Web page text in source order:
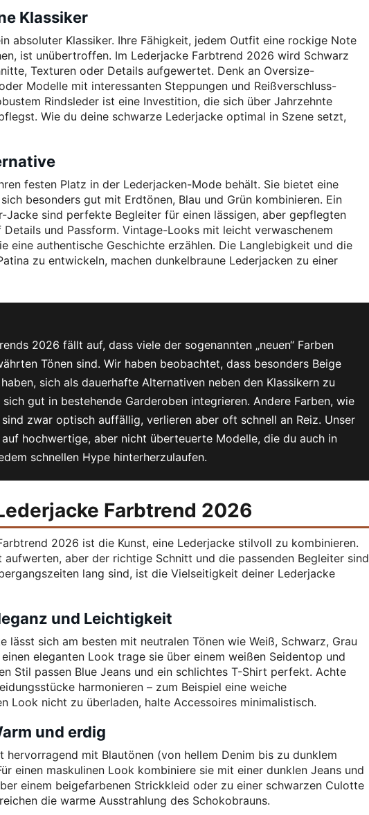
Klassiker
absoluter Klassiker. Ihre Fähigkeit, jedem Outfit eine rockige Note
ist unübertroffen. Im Lederjacke Farbtrend 2026 wird Schwarz
Texturen oder Details aufgewertet. Denk an Oversize-
Modelle mit interessanten Steppungen und Reißverschluss-
Rindsleder ist eine Investition, die sich über Jahrzehnte
Wie du deine schwarze Lederjacke optimal in Szene setzt,
festen Platz in der Lederjacken-Mode behält. Sie bietet eine
besonders gut mit Erdtönen, Blau und Grün kombinieren. Ein
Jacke sind perfekte Begleiter für einen lässigen, aber gepflegten
und Passform. Vintage-Looks mit leicht verwaschenem
eine authentische Geschichte erzählen. Die Langlebigkeit und die
zu entwickeln, machen dunkelbraune Lederjacken zu einer
2026 fällt auf, dass viele der sogenannten „neuen“ Farben
Tönen sind. Wir haben beobachtet, dass besonders Beige
sich als dauerhafte Alternativen neben den Klassikern zu
gut in bestehende Garderoben integrieren. Andere Farben, wie
zwar optisch auffällig, verlieren aber oft schnell an Reiz. Unser
hochwertige, aber nicht überteuerte Modelle, die du auch in
schnellen Hype hinterherzulaufen.
Farbtrend 2026
2026 ist die Kunst, eine Lederjacke stilvoll zu kombinieren.
aber der richtige Schnitt und die passenden Begleiter sind
lang sind, ist die Vielseitigkeit deiner Lederjacke
und Leichtigkeit
lässt sich am besten mit neutralen Tönen wie Weiß, Schwarz, Grau
eleganten Look trage sie über einem weißen Seidentop und
Stil passen Blue Jeans und ein schlichtes T-Shirt perfekt. Achte
harmonieren – zum Beispiel eine weiche
Look nicht zu überladen, halte Accessoires minimalistisch.
und erdig
mit Blautönen (von hellem Denim bis zu dunklem
einen maskulinen Look kombiniere sie mit einer dunklen Jeans und
einem beigefarbenen Strickkleid oder zu einer schwarzen Culotte
die warme Ausstrahlung des Schokobrauns.